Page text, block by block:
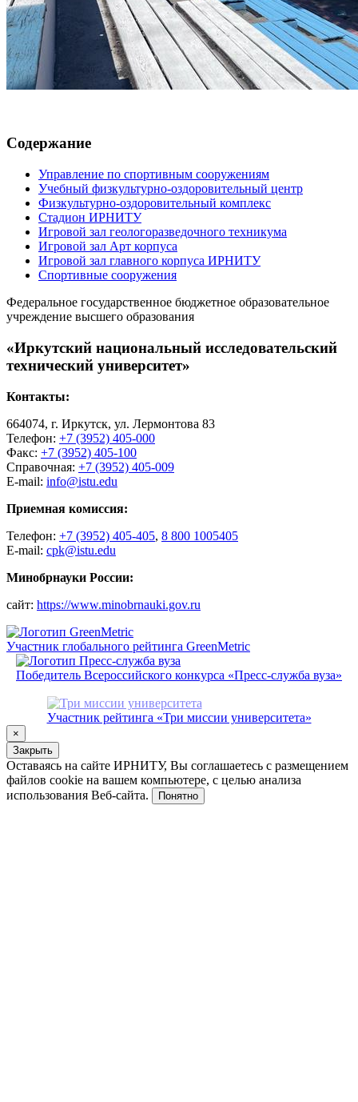
Содержание
Управление по спортивным сооружениям
Учебный физкультурно-оздоровительный центр
Физкультурно-оздоровительный комплекс
Стадион ИРНИТУ
Игровой зал геологоразведочного техникума
Игровой зал Арт корпуса
Игровой зал главного корпуса ИРНИТУ
Спортивные сооружения
Федеральное государственное бюджетное образовательное
учреждение высшего образования
«Иркутский национальный исследовательский
технический университет»
Контакты:
664074, г. Иркутск, ул. Лермонтова 83
Телефон: +7 (3952) 405-000
Факс: +7 (3952) 405-100
Справочная: +7 (3952) 405-009
E-mail: info@istu.edu
Приемная комиссия:
Телефон: +7 (3952) 405-405, 8 800 1005405
E-mail: cpk@istu.edu
Минобрнауки России:
сайт: https://www.minobrnauki.gov.ru
Участник глобального рейтинга GreenMetric
Победитель Всероссийского конкурса «Пресс-служба вуза»
Участник рейтинга «Три миссии университета»
×
Закрыть
Оставаясь на сайте ИРНИТУ, Вы соглашаетесь с размещением
файлов cookie на вашем компьютере, с целью анализа
использования Веб-сайта.
Понятно